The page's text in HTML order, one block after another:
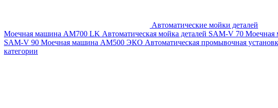
Автоматические мойки деталей
Моечная машина AM700 LK Автоматическая мойка деталей SAM-V 70
SAM-V 90 Моечная машина АМ500 ЭКО Автоматическая промывочная
категории